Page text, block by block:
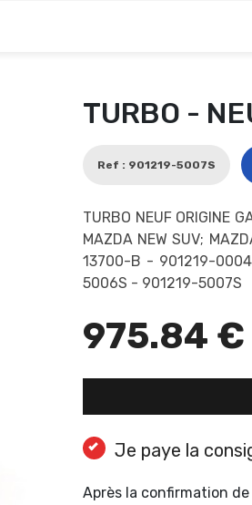
TURBO -
Ref : 901219-5007S
TURBO NEUF ORIGINE
MAZDA NEW SUV;
13700-B - 901219-
5006S - 901219-5007S
975.84 €
Je paye la
Après la confirmation